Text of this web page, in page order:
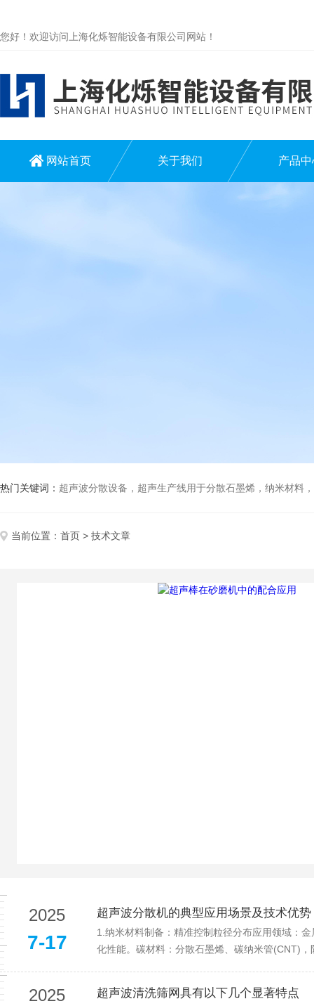
您好！欢迎访问上海化烁智能设备有限公司网站！
网站首页 关于我们 产品中
热门关键词： 超声波分散设备，超声生产线用于分散石墨烯，纳米材料，高分子材
当前位置： 首页 > 技术文章
2025
7-17
超声波分散机的典型应用场景及技术优势
1.纳米材料制备：精准控制粒径分布应用领域：
化性能。碳材料：分散石墨烯、碳纳米管(CNT)
2025 超声波清洗筛网具有以下几个显著特点